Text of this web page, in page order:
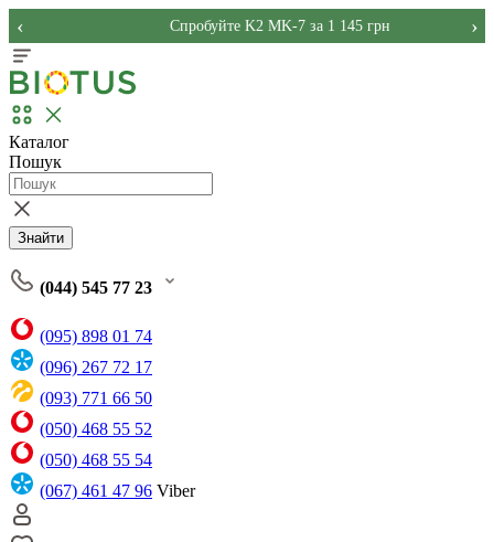
Спробуйте K2 MK-7 за 1 145 грн
‹ ›
Каталог
Пошук
Знайти
(044) 545 77 23
(095) 898 01 74
(096) 267 72 17
(093) 771 66 50
(050) 468 55 52
(050) 468 55 54
(067) 461 47 96 Viber